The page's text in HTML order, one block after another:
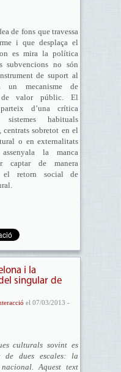
de fons que travessa
i que desplaça el
es mira la política
subvencions no són
de suport al
un mecanisme de
de valor públic. El
d’una crítica
habituals
centrats sobretot en el
o en externalitats
la manca
captar de manera
el retorn social de
i la
singular de
el 07/03/2013 -
culturals sovint es
de dues escales: la
Aquest text